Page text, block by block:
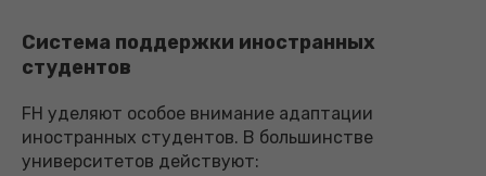
Система поддержки иностранных
студентов
FH уделяют особое внимание адаптации
иностранных студентов. В большинстве
университетов действуют: